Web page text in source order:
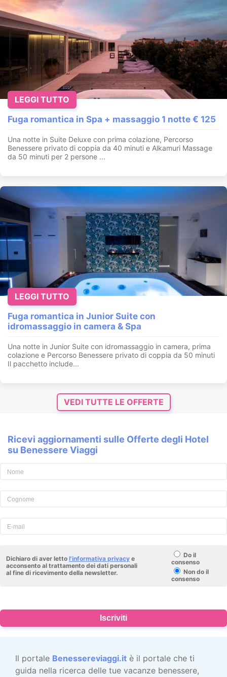
Fuga romantica in Spa + massaggio 1 notte € 125
Una notte in Suite Deluxe con prima colazione, Percorso
Benessere privato di coppia da 40 minuti e Alkamuri Massage
da 50 minuti per 2 persone ...
LEGGI TUTTO
Fuga romantica in Junior Suite con
idromassaggio in camera & Spa
Una notte in Junior Suite con idromassaggio in camera, prima
colazione e Percorso Benessere privato di coppia da 50 minuti
Il pacchetto include...
LEGGI TUTTO
VEDI TUTTE LE OFFERTE
Ricevi aggiornamenti sulle Offerte degli Hotel
su Benessere Viaggi
Dichiaro di aver letto l'informativa privacy e
acconsento al trattamento dei dati personali
al fine di ricevimento della newsletter.
Do il
consenso
Non do il
consenso
Iscriviti
Il portale Benessereviaggi.it è il portale che ti
guida nella ricerca delle tue vacanze benessere,